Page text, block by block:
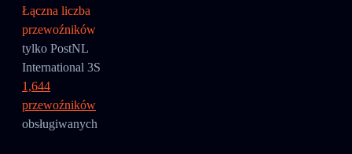
Łączna liczba
przewoźników
tylko PostNL
International 3S
1,644
przewoźników
obsługiwanych